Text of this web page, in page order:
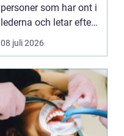
personer som har ont i
lederna och letar efter
hjälp i huv...
08 juli 2026